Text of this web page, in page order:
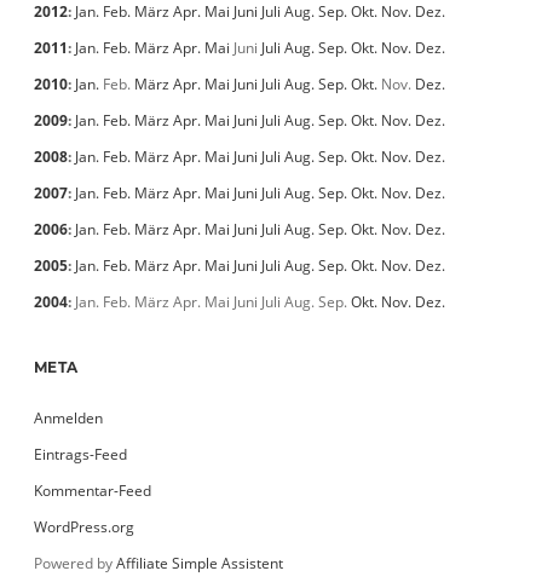
2012: Jan. Feb. März Apr. Mai Juni Juli Aug.Sep.Okt. Nov. Dez.
2011: Jan. Feb. März Apr. Mai Juni Juli Aug.Sep.Okt. Nov. Dez.
2010: Jan. Feb. März Apr. Mai Juni Juli Aug.Sep.Okt. Nov. Dez.
2009: Jan. Feb. März Apr. Mai Juni Juli Aug.Sep.Okt. Nov. Dez.
2008: Jan. Feb. März Apr. Mai Juni Juli Aug.Sep.Okt. Nov. Dez.
2007: Jan. Feb. März Apr. Mai Juni Juli Aug.Sep.Okt. Nov. Dez.
2006: Jan. Feb. März Apr. Mai Juni Juli Aug.Sep.Okt. Nov. Dez.
2005: Jan. Feb. März Apr. Mai Juni Juli Aug.Sep.Okt. Nov. Dez.
2004: Jan. Feb. März Apr. Mai Juni Juli Aug.Sep.Okt. Nov. Dez.
META
Anmelden
Eintrags-Feed
Kommentar-Feed
WordPress.org
Powered byAffiliate Simple Assistent